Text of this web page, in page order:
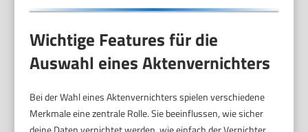
Wichtige Features für die
Auswahl eines Aktenvernichters
Bei der Wahl eines Aktenvernichters spielen verschiedene
Merkmale eine zentrale Rolle. Sie beeinflussen, wie sicher